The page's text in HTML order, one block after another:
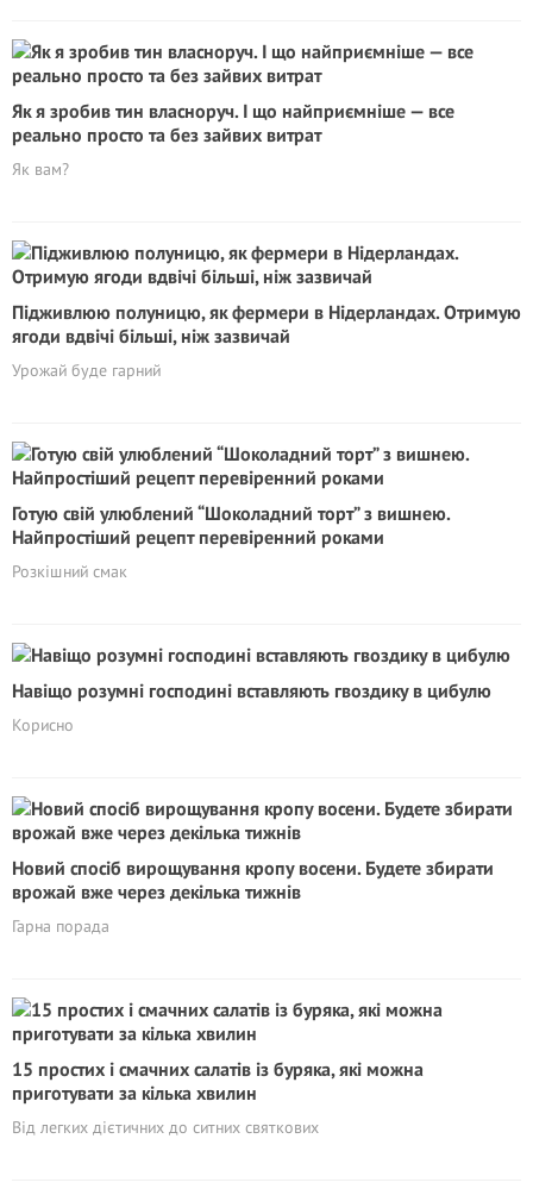
Як я зробив тин власноруч. І що найприємніше — все
реально просто та без зайвих витрат
Як вам?
Підживлюю полуницю, як фермери в Нідерландах. Отримую
ягоди вдвічі більші, ніж зазвичай
Урожай буде гарний
Готую свій улюблений “Шоколадний торт” з вишнею.
Найпростіший рецепт перевіренний роками
Розкішний смак
Навіщо розумні господині вставляють гвоздику в цибулю
Корисно
Новий спосіб вирощування кропу восени. Будете збирати
врожай вже через декілька тижнів
Гарна порада
15 простих і смачних салатів із буряка, які можна
приготувати за кілька хвилин
Від легких дієтичних до ситних святкових